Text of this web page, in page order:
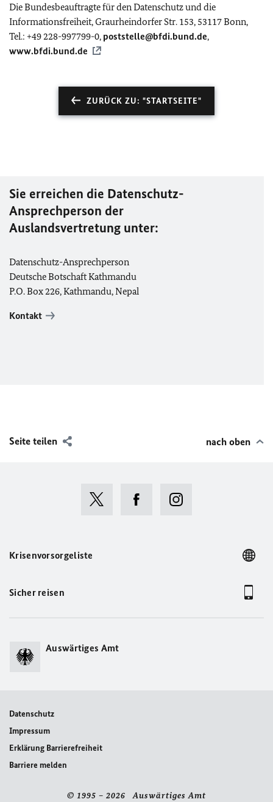
Die Bundesbeauftragte für den Datenschutz und die
Informationsfreiheit, Graurheindorfer Str. 153, 53117 Bonn,
Tel.: +49 228-997799-0, poststelle@bfdi.bund.de,
www.bfdi.bund.de
ZURÜCK ZU: "STARTSEITE"
Sie erreichen die Datenschutz-
Ansprechperson der
Auslandsvertretung unter:
Datenschutz-Ansprechperson
Deutsche Botschaft Kathmandu
P.O. Box 226, Kathmandu, Nepal
Kontakt
Seite teilen nach oben
Krisenvorsorgeliste
Sicher reisen
Auswärtiges Amt
Datenschutz
Impressum
Erklärung Barrierefreiheit
Barriere melden
© 1995 – 2026 Auswärtiges Amt